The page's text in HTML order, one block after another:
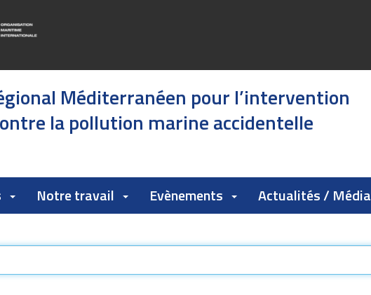
Méditerranéen pour l’intervention
la pollution marine accidentelle
Notre travail Evènements Actualités / Média